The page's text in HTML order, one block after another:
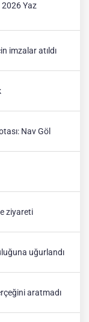
2026 Yaz
imzalar atıldı
Nav Göl
ziyareti
uğurlandı
aratmadı